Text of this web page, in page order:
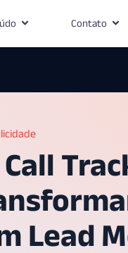
Contato
Call
Lead